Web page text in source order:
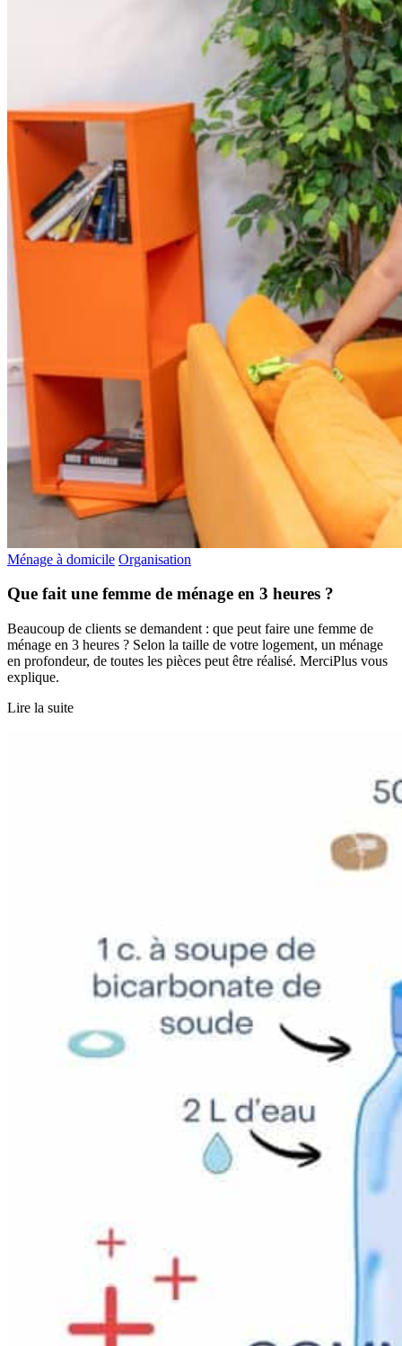
Ménage à domicile Organisation
Que fait une femme de ménage en 3 heures ?
Beaucoup de clients se demandent : que peut faire une femme de
ménage en 3 heures ? Selon la taille de votre logement, un ménage
en profondeur, de toutes les pièces peut être réalisé. MerciPlus vous
explique.
Lire la suite